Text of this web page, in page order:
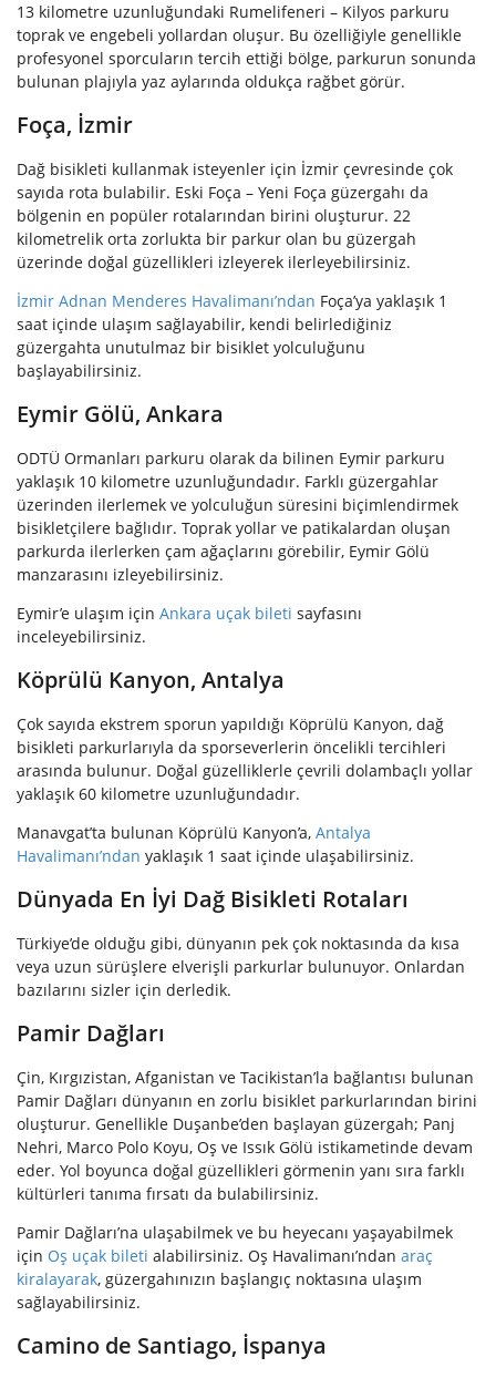
13 kilometre uzunluğundaki Rumelifeneri – Kilyos parkuru
toprak ve engebeli yollardan oluşur. Bu özelliğiyle genellikle
profesyonel sporcuların tercih ettiği bölge, parkurun sonunda
bulunan plajıyla yaz aylarında oldukça rağbet görür.
Foça, İzmir
Dağ bisikleti kullanmak isteyenler için İzmir çevresinde çok
sayıda rota bulabilir. Eski Foça – Yeni Foça güzergahı da
bölgenin en popüler rotalarından birini oluşturur. 22
kilometrelik orta zorlukta bir parkur olan bu güzergah
üzerinde doğal güzellikleri izleyerek ilerleyebilirsiniz.
İzmir Adnan Menderes Havalimanı’ndan Foça’ya yaklaşık 1
saat içinde ulaşım sağlayabilir, kendi belirlediğiniz
güzergahta unutulmaz bir bisiklet yolculuğunu
başlayabilirsiniz.
Eymir Gölü, Ankara
ODTÜ Ormanları parkuru olarak da bilinen Eymir parkuru
yaklaşık 10 kilometre uzunluğundadır. Farklı güzergahlar
üzerinden ilerlemek ve yolculuğun süresini biçimlendirmek
bisikletçilere bağlıdır. Toprak yollar ve patikalardan oluşan
parkurda ilerlerken çam ağaçlarını görebilir, Eymir Gölü
manzarasını izleyebilirsiniz.
Eymir’e ulaşım için Ankara uçak bileti sayfasını
inceleyebilirsiniz.
Köprülü Kanyon, Antalya
Çok sayıda ekstrem sporun yapıldığı Köprülü Kanyon, dağ
bisikleti parkurlarıyla da sporseverlerin öncelikli tercihleri
arasında bulunur. Doğal güzelliklerle çevrili dolambaçlı yollar
yaklaşık 60 kilometre uzunluğundadır.
Manavgat’ta bulunan Köprülü Kanyon’a, Antalya
Havalimanı’ndan yaklaşık 1 saat içinde ulaşabilirsiniz.
Dünyada En İyi Dağ Bisikleti Rotaları
Türkiye’de olduğu gibi, dünyanın pek çok noktasında da kısa
veya uzun sürüşlere elverişli parkurlar bulunuyor. Onlardan
bazılarını sizler için derledik.
Pamir Dağları
Çin, Kırgızistan, Afganistan ve Tacikistan’la bağlantısı bulunan
Pamir Dağları dünyanın en zorlu bisiklet parkurlarından birini
oluşturur. Genellikle Duşanbe’den başlayan güzergah; Panj
Nehri, Marco Polo Koyu, Oş ve Issık Gölü istikametinde devam
eder. Yol boyunca doğal güzellikleri görmenin yanı sıra farklı
kültürleri tanıma fırsatı da bulabilirsiniz.
Pamir Dağları’na ulaşabilmek ve bu heyecanı yaşayabilmek
için Oş uçak bileti alabilirsiniz. Oş Havalimanı’ndan araç
kiralayarak, güzergahınızın başlangıç noktasına ulaşım
sağlayabilirsiniz.
Camino de Santiago, İspanya